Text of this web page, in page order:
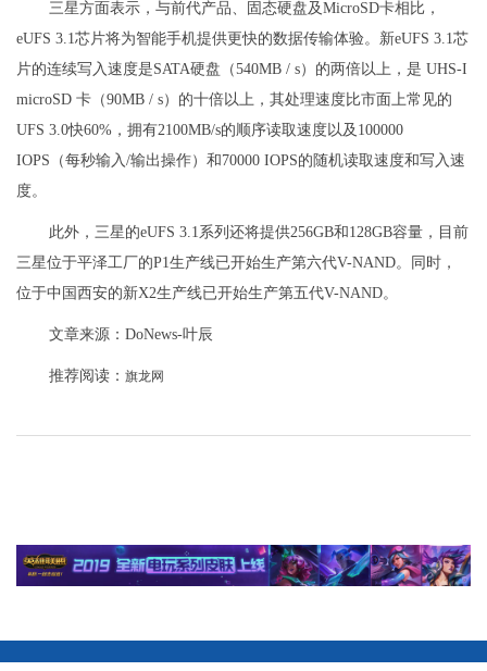
三星方面表示，与前代产品、固态硬盘及MicroSD卡相比，
eUFS 3.1芯片将为智能手机提供更快的数据传输体验。新eUFS 3.1芯
片的连续写入速度是SATA硬盘（540MB / s）的两倍以上，是 UHS-I
microSD 卡（90MB / s）的十倍以上，其处理速度比市面上常见的
UFS 3.0快60%，拥有2100MB/s的顺序读取速度以及100000
IOPS（每秒输入/输出操作）和70000 IOPS的随机读取速度和写入速
度。
此外，三星的eUFS 3.1系列还将提供256GB和128GB容量，目前
三星位于平泽工厂的P1生产线已开始生产第六代V-NAND。同时，
位于中国西安的新X2生产线已开始生产第五代V-NAND。
文章来源：DoNews-叶辰
推荐阅读： 旗龙网